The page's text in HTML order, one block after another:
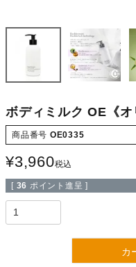
ボディミルク OE《オ
商品番号 OE0335
¥3,960税込
[ 36 ポイント進呈 ]
カ